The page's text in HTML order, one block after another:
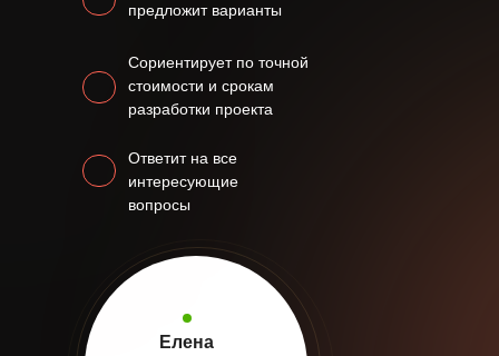
Сориентирует по точной
стоимости и срокам
разработки проекта
Ответит на все
интересующие
вопросы
предложит варианты
Елена